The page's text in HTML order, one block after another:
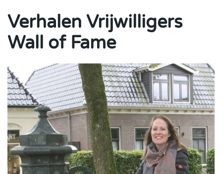
Verhalen Vrijwilligers
Wall of Fame